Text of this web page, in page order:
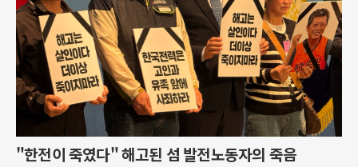
"한전이 죽였다" 해고된 섬 발전노동자의 죽음